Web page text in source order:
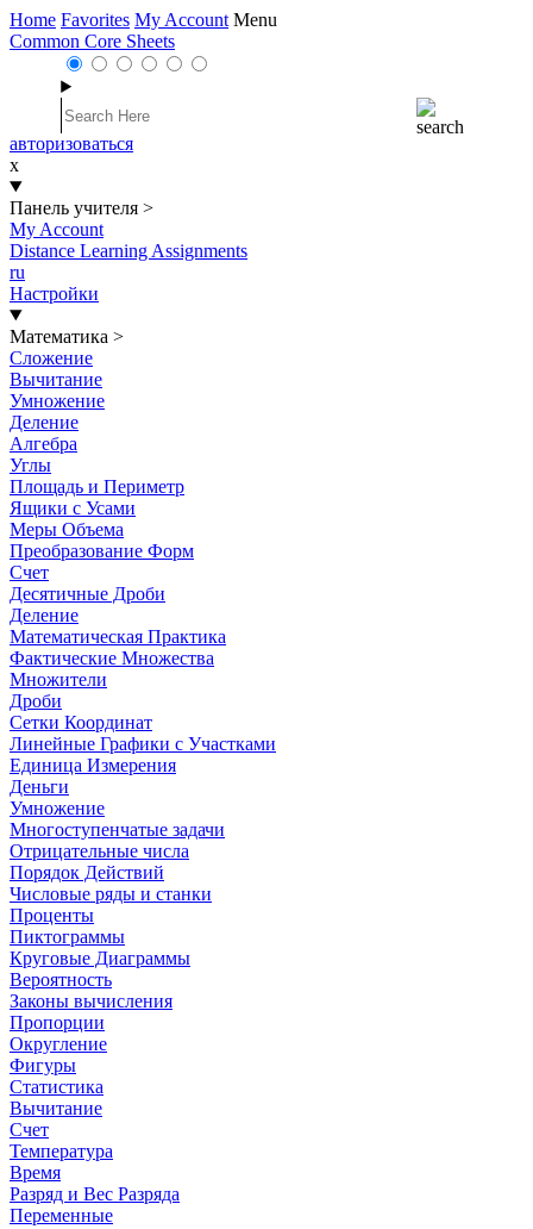
Home Favorites My Account Menu
Common Core Sheets
авторизоваться
x
Панель учителя >
My Account
Distance Learning Assignments
ru
Настройки
Математика >
Сложение
Вычитание
Умножение
Деление
Алгебра
Углы
Площадь и Периметр
Ящики с Усами
Меры Объема
Преобразование Форм
Счет
Десятичные Дроби
Деление
Математическая Практика
Фактические Множества
Множители
Дроби
Сетки Координат
Линейные Графики с Участками
Единица Измерения
Деньги
Умножение
Многоступенчатые задачи
Отрицательные числа
Порядок Действий
Числовые ряды и станки
Проценты
Пиктограммы
Круговые Диаграммы
Вероятность
Законы вычисления
Пропорции
Округление
Фигуры
Статистика
Вычитание
Счет
Температура
Время
Разряд и Вес Разряда
Переменные